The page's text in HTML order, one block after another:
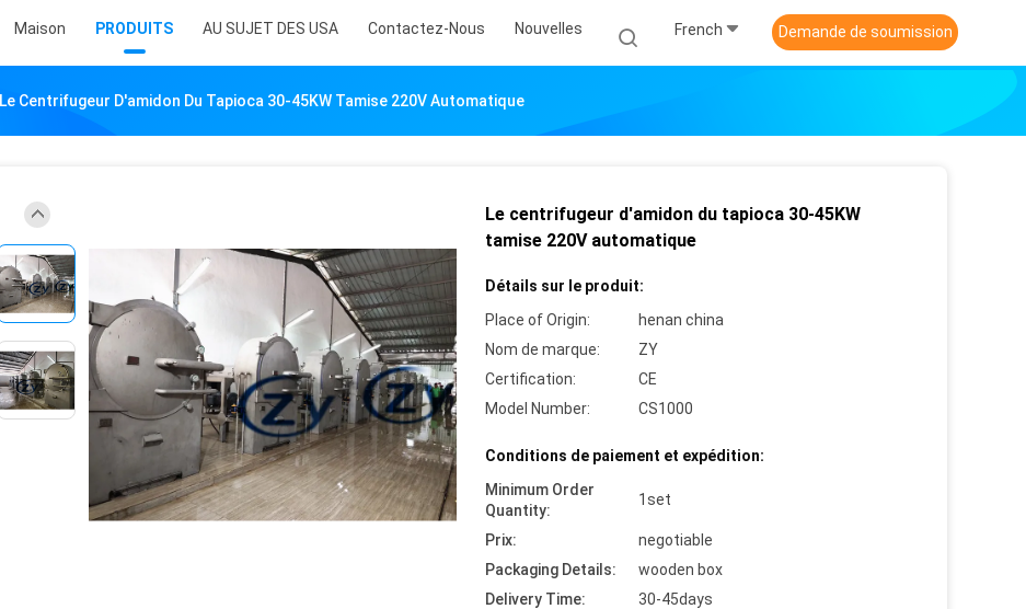
Maison PRODUITS AU SUJET DES USA Contactez-Nous Nouvelles French Demande de soumission
Le Centrifugeur D'amidon Du Tapioca 30-45KW Tamise 220V Automatique
Le centrifugeur d'amidon du tapioca 30-45KW
tamise 220V automatique
Détails sur le produit:
Place of Origin:
henan china
Nom de marque:
ZY
Certification:
CE
Model Number:
CS1000
Conditions de paiement et expédition:
Minimum Order
Quantity:
1set
Prix:
negotiable
Packaging Details:
wooden box
Delivery Time:
30-45days